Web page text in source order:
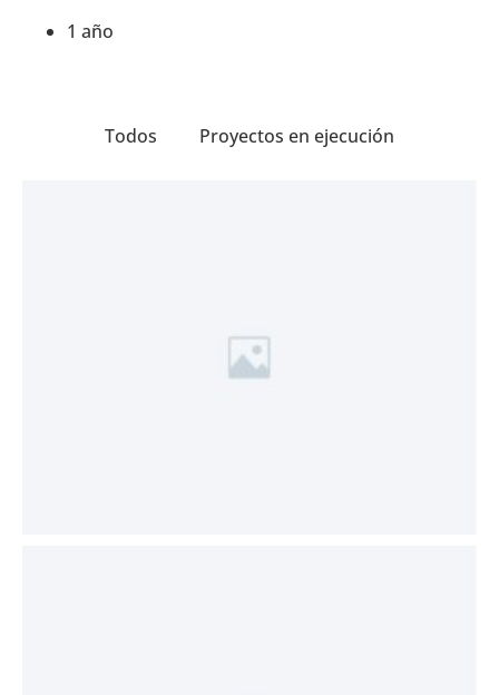
1 año
Todos Proyectos en ejecución